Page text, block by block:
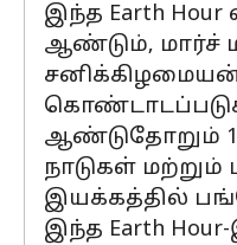
இந்த Earth
ஆண்டும், மார்ச்
ஆண்டுதோறும்
நாடுகள்
இயக்கத்தில்
இந்த Earth